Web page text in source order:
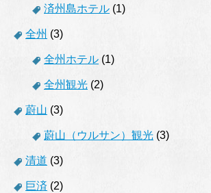
済州島ホテル (1)
全州 (3)
全州ホテル (1)
全州観光 (2)
蔚山 (3)
蔚山（ウルサン）観光 (3)
清道 (3)
巨済 (2)